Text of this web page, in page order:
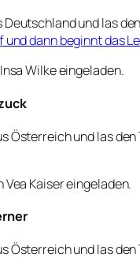
Deutschland und las
dann beginnt das
Wilke eingeladen.
Österreich und las den
Vea Kaiser eingeladen.
Österreich und las den